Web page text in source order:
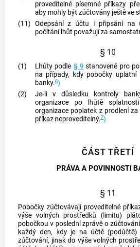
proveditelné písemné příkazy
aby mohly být zúčtovány ještě ve
(11) Odepsání z účtu i připsání na
počítání lhůt považují za
§ 10
(1) Lhůty podle § 9 stanovené pro
na případy, kdy pobočky uplatní
banky.6)
(2)
Je-li v důsledku kontroly
organizace po lhůtě
organizace poplatek z prodlení
příkaz neproveditelný.7)
ČÁST TŘETÍ
PRÁVA A POVINNOSTI
§ 11
Pobočky zúčtovávají proveditelné
výše volných prostředků (limitu)
pobočkou v poslední zprávě o
každý den, kdy je na účtě (podúčtě)
zúčtování, jinak do výše volných